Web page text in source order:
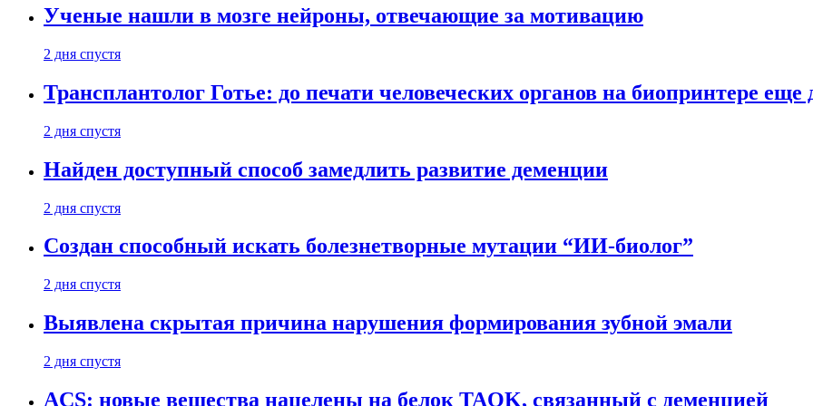
Ученые нашли в мозге нейроны, отвечающие за мотивацию
2 дня спустя
Трансплантолог Готье: до печати человеческих органов на биопринтере еще
2 дня спустя
Найден доступный способ замедлить развитие деменции
2 дня спустя
Создан способный искать болезнетворные мутации “ИИ-биолог”
2 дня спустя
Выявлена скрытая причина нарушения формирования зубной эмали
2 дня спустя
ACS: новые вещества нацелены на белок TAOK, связанный с деменцией